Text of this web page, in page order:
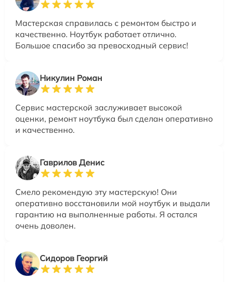
Мастерская справилась с ремонтом быстро и
качественно. Ноутбук работает отлично.
Большое спасибо за превосходный сервис!
Никулин Роман
Сервис мастерской заслуживает высокой
оценки, ремонт ноутбука был сделан оперативно
и качественно.
Гаврилов Денис
Смело рекомендую эту мастерскую! Они
оперативно восстановили мой ноутбук и выдали
гарантию на выполненные работы. Я остался
очень доволен.
Сидоров Георгий